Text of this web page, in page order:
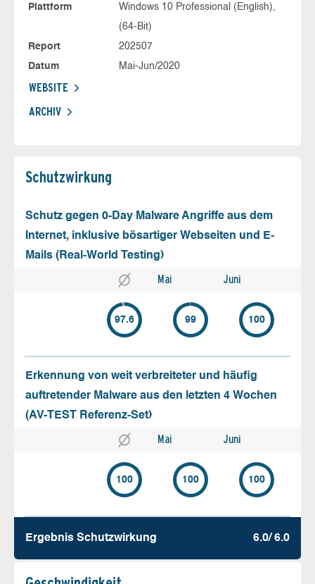
Plattform
Windows 10 Professional (English),
(64-Bit)
Report
202507
Datum
Mai-Jun/2020
WEBSITE
ARCHIV
Schutz­wirkung
Schutz gegen 0-Day Malware Angriffe aus dem
Internet, inklusive bösartiger Webseiten und E-
Mails (Real-World Testing)
Mai Juni
97.6 99 100
Erkennung von weit verbreiteter und häufig
auftretender Malware aus den letzten 4 Wochen
(AV-TEST Referenz-Set)
Mai Juni
100 100 100
Ergebnis Schutz­wirkung 6.0/ 6.0